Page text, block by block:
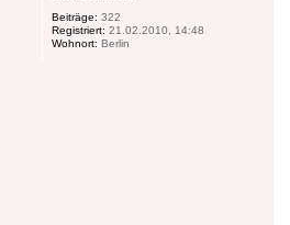
Beiträge: 322
Registriert: 21.02.2010, 14:48
Wohnort: Berlin